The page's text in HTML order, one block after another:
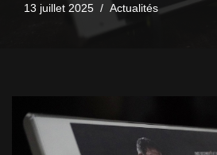
13 juillet 2025 Actualités